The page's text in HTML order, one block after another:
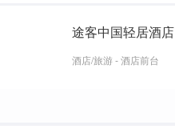
途客中国轻居酒店
酒店/旅游 - 酒店前台